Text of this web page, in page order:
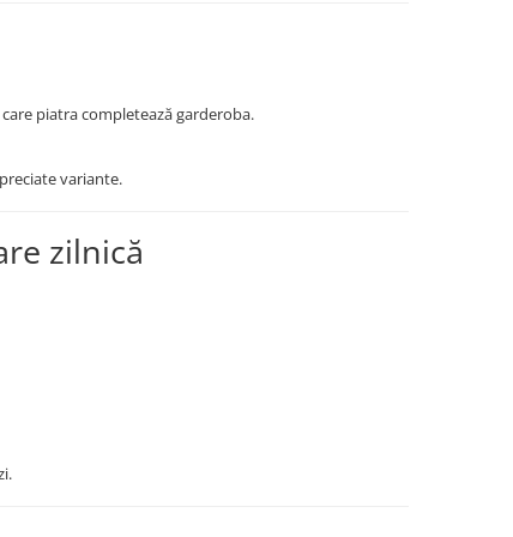
piatra completează garderoba.
variante.
zilnică